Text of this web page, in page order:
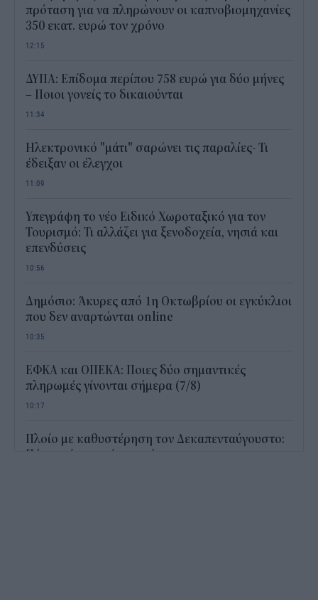
πρόταση για να πληρώνουν οι καπνοβιομηχανίες
350 εκατ. ευρώ τον χρόνο
12:15
ΔΥΠΑ: Επίδομα περίπου 758 ευρώ για δύο μήνες
– Ποιοι γονείς το δικαιούνται
11:34
Ηλεκτρονικό "μάτι" σαρώνει τις παραλίες- Τι
έδειξαν οι έλεγχοι
11:09
Υπεγράφη το νέο Ειδικό Χωροταξικό για τον
Τουρισμό: Τι αλλάζει για ξενοδοχεία, νησιά και
επενδύσεις
10:56
Δημόσιο: Άκυρες από 1η Οκτωβρίου οι εγκύκλιοι
που δεν αναρτώνται online
10:35
ΕΦΚΑ και ΟΠΕΚΑ: Ποιες δύο σημαντικές
πληρωμές γίνονται σήμερα (7/8)
10:17
Πλοίο με καθυστέρηση τον Δεκαπενταύγουστο:
Πότε παίρνεις πίσω χρήματα